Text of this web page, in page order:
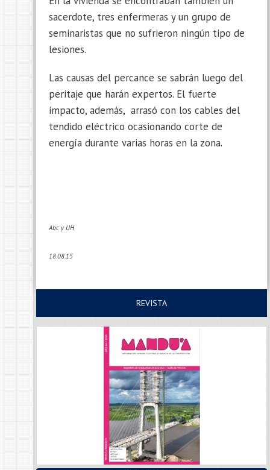
sacerdote, tres enfermeras y un grupo de
seminaristas que no sufrieron ningún tipo de
lesiones.
Las causas del percance se sabrán luego del
peritaje que harán expertos. El fuerte
impacto, además, arrasó con los cables del
tendido eléctrico ocasionando corte de
energía durante varias horas en la zona.
Abc y UH
18.08.15
REVISTA